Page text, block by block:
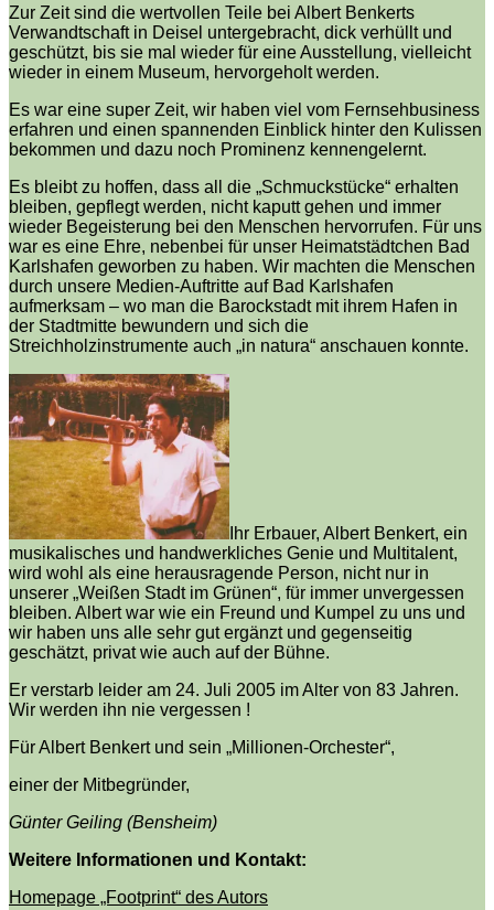
Zur Zeit sind die wertvollen Teile bei Albert Benkerts
Verwandtschaft in Deisel untergebracht, dick verhüllt und
geschützt, bis sie mal wieder für eine Ausstellung, vielleicht
wieder in einem Museum, hervorgeholt werden.
Es war eine super Zeit, wir haben viel vom Fernsehbusiness
erfahren und einen spannenden Einblick hinter den Kulissen
bekommen und dazu noch Prominenz kennengelernt.
Es bleibt zu hoffen, dass all die „Schmuckstücke“ erhalten
bleiben, gepflegt werden, nicht kaputt gehen und immer
wieder Begeisterung bei den Menschen hervorrufen. Für uns
war es eine Ehre, nebenbei für unser Heimatstädtchen Bad
Karlshafen geworben zu haben. Wir machten die Menschen
durch unsere Medien-Auftritte auf Bad Karlshafen
aufmerksam – wo man die Barockstadt mit ihrem Hafen in
der Stadtmitte bewundern und sich die
Streichholzinstrumente auch „in natura“ anschauen konnte.
Ihr Erbauer, Albert Benkert, ein
musikalisches und handwerkliches Genie und Multitalent,
wird wohl als eine herausragende Person, nicht nur in
unserer „Weißen Stadt im Grünen“, für immer unvergessen
bleiben. Albert war wie ein Freund und Kumpel zu uns und
wir haben uns alle sehr gut ergänzt und gegenseitig
geschätzt, privat wie auch auf der Bühne.
Er verstarb leider am 24. Juli 2005 im Alter von 83 Jahren.
Wir werden ihn nie vergessen !
Für Albert Benkert und sein „Millionen-Orchester“,
einer der Mitbegründer,
Günter Geiling (Bensheim)
Weitere Informationen und Kontakt:
Homepage „Footprint“ des Autors